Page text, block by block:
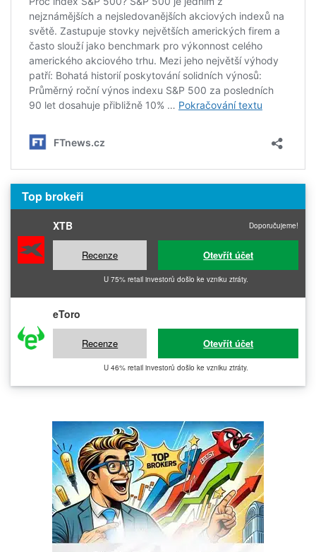
Top brokeři
XTB Doporučujeme!
Recenze Otevřít účet
U 75% retail investorů došlo ke vzniku ztráty.
eToro
Recenze Otevřít účet
U 46% retail investorů došlo ke vzniku ztráty.